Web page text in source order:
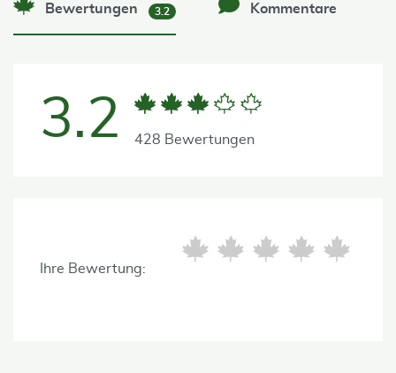
Bewertungen 3.2 Kommentare
3.2 428 Bewertungen
Ihre Bewertung: